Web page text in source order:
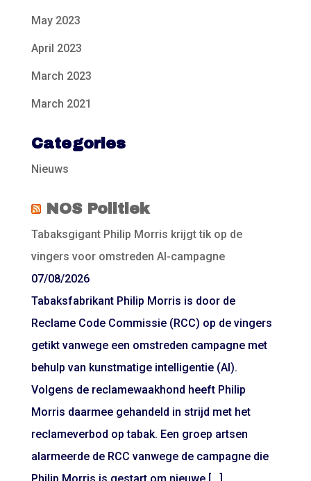
May 2023
April 2023
March 2023
March 2021
Categories
Nieuws
NOS Politiek
Tabaksgigant Philip Morris krijgt tik op de
vingers voor omstreden AI-campagne
07/08/2026
Tabaksfabrikant Philip Morris is door de
Reclame Code Commissie (RCC) op de vingers
getikt vanwege een omstreden campagne met
behulp van kunstmatige intelligentie (AI).
Volgens de reclamewaakhond heeft Philip
Morris daarmee gehandeld in strijd met het
reclameverbod op tabak. Een groep artsen
alarmeerde de RCC vanwege de campagne die
Philip Morris is gestart om nieuwe […]